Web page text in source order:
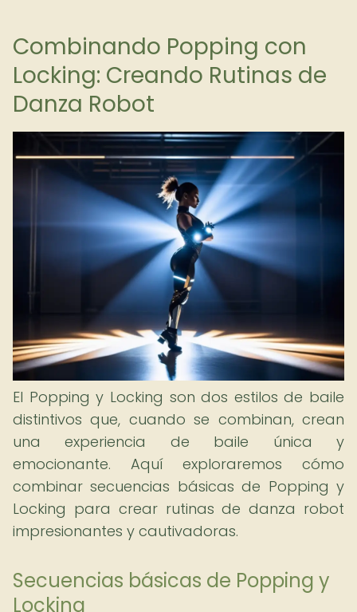
Combinando Popping con
Locking: Creando Rutinas de
Danza Robot
El Popping y Locking son dos estilos de baile
distintivos que, cuando se combinan, crean
una experiencia de baile única y
emocionante. Aquí exploraremos cómo
combinar secuencias básicas de Popping y
Locking para crear rutinas de danza robot
impresionantes y cautivadoras.
Secuencias básicas de Popping y
Locking